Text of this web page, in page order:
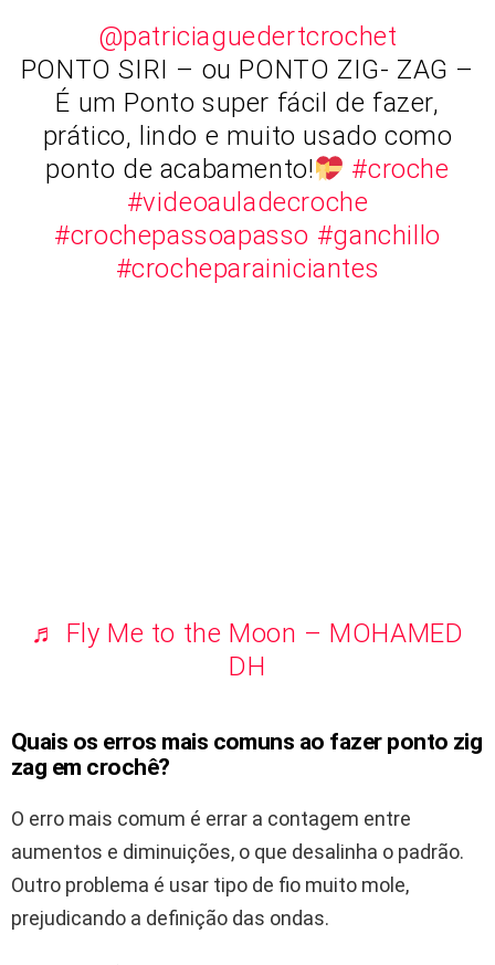
@patriciaguedertcrochet
PONTO SIRI – ou PONTO ZIG- ZAG –
É um Ponto super fácil de fazer,
prático, lindo e muito usado como
ponto de acabamento!
#croche
#videoauladecroche
#crochepassoapasso #ganchillo
#crocheparainiciantes
♬ Fly Me to the Moon – MOHAMED
DH
Quais os erros mais comuns ao fazer ponto zig
zag em crochê?
O erro mais comum é errar a contagem entre
aumentos e diminuições, o que desalinha o padrão.
Outro problema é usar tipo de fio muito mole,
prejudicando a definição das ondas.